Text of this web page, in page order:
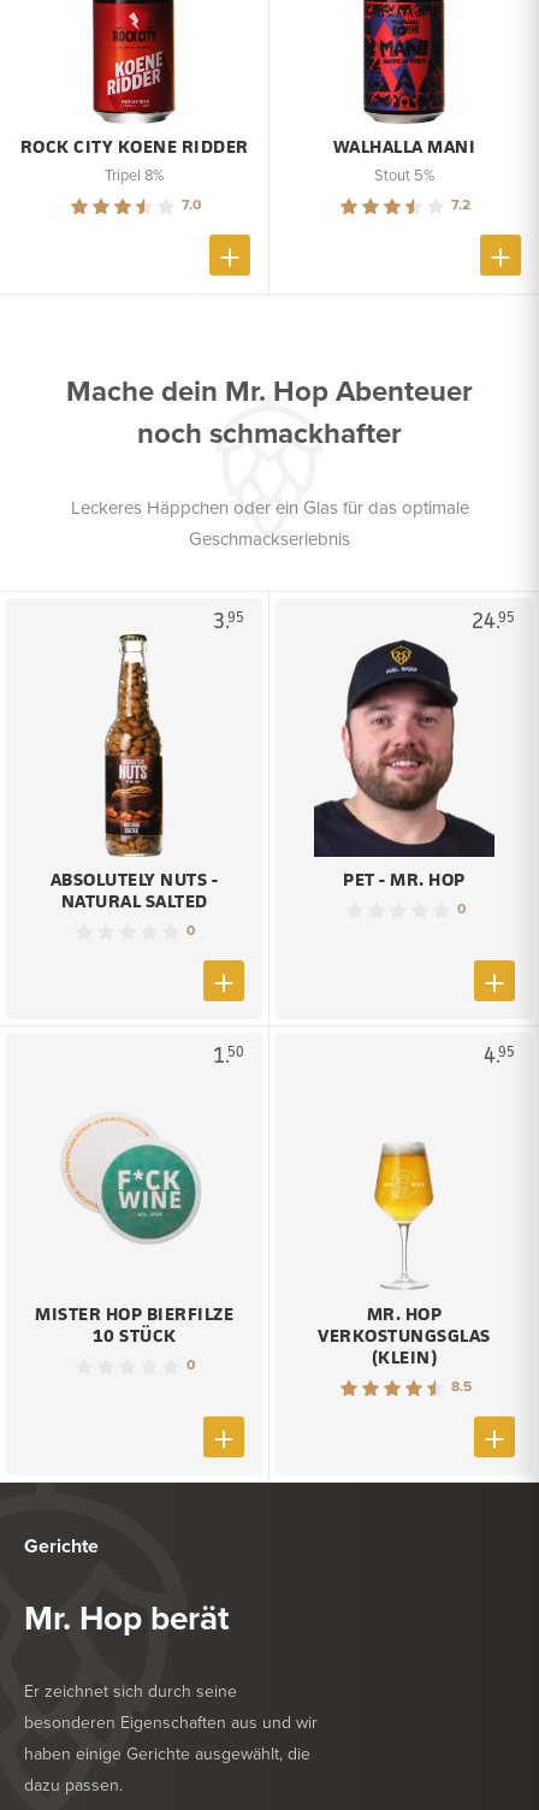
ROCK CITY KOENE RIDDER
Tripel 8%
7.0
WALHALLA MANI
Stout 5%
7.2
Mache dein Mr. Hop Abenteuer
noch schmackhafter
Leckeres Häppchen oder ein Glas für das optimale
Geschmackserlebnis
3.95
ABSOLUTELY NUTS -
NATURAL SALTED
0
24.95
PET - MR. HOP
0
1.50
MISTER HOP BIERFILZE
10 STÜCK
0
4.95
MR. HOP
VERKOSTUNGSGLAS
(KLEIN)
8.5
Gerichte
Mr. Hop berät
Er zeichnet sich durch seine
besonderen Eigenschaften aus und wir
haben einige Gerichte ausgewählt, die
dazu passen.
KÖSTLICH ZU